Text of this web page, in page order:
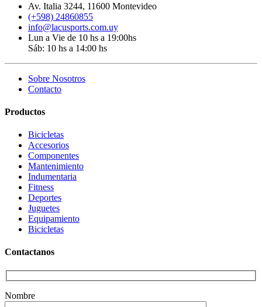
Av. Italia 3244, 11600 Montevideo
(+598) 24860855
info@lacusports.com.uy
Lun a Vie de 10 hs a 19:00hs
Sáb: 10 hs a 14:00 hs
Sobre Nosotros
Contacto
Productos
Bicicletas
Accesorios
Componentes
Mantenimiento
Indumentaria
Fitness
Deportes
Juguetes
Equipamiento
Bicicletas
Contactanos
Nombre